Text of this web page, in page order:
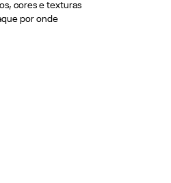
cores e texturas
por onde